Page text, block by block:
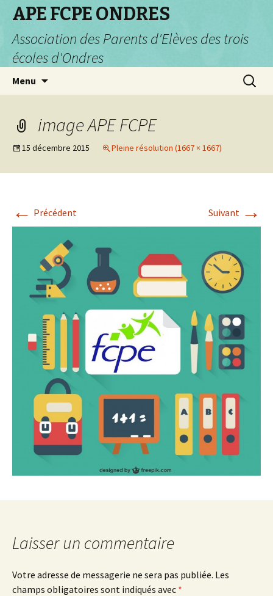
APE FCPE ONDRES
Association des Parents d'Elèves des trois
écoles d'Ondres
Menu
image APE FCPE
15 décembre 2015 Pleine résolution (1667 × 1667)
← Précédent Suivant →
Laisser un commentaire
Votre adresse de messagerie ne sera pas publiée. Les
champs obligatoires sont indiqués avec *